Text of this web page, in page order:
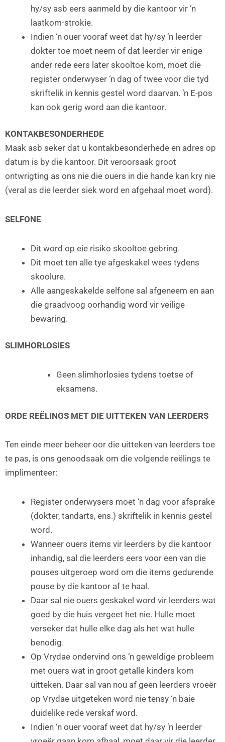
hy/sy asb eers aanmeld by die kantoor vir ‘n
laatkom-strokie.
Indien ‘n ouer vooraf weet dat hy/sy ‘n leerder
dokter toe moet neem of dat leerder vir enige
ander rede eers later skooltoe kom, moet die
register onderwyser ‘n dag of twee voor die tyd
skriftelik in kennis gestel word daarvan. ‘n E-pos
kan ook gerig word aan die kantoor.
KONTAKBESONDERHEDE
Maak asb seker dat u kontakbesonderhede en adres op
datum is by die kantoor. Dit veroorsaak groot
ontwrigting as ons nie die ouers in die hande kan kry nie
(veral as die leerder siek word en afgehaal moet word).
SELFONE
Dit word op eie risiko skooltoe gebring.
Dit moet ten alle tye afgeskakel wees tydens
skoolure.
Alle aangeskakelde selfone sal afgeneem en aan
die graadvoog oorhandig word vir veilige
bewaring.
SLIMHORLOSIES
Geen slimhorlosies tydens toetse of
eksamens.
ORDE REËLINGS MET DIE UITTEKEN VAN LEERDERS
Ten einde meer beheer oor die uitteken van leerders toe
te pas, is ons genoodsaak om die volgende reëlings te
implimenteer:
Register onderwysers moet ‘n dag voor afsprake
(dokter, tandarts, ens.) skriftelik in kennis gestel
word.
Wanneer ouers items vir leerders by die kantoor
inhandig, sal die leerders eers voor een van die
pouses uitgeroep word om die items gedurende
pouse by die kantoor af te haal.
Daar sal nie ouers geskakel word vir leerders wat
goed by die huis vergeet het nie. Hulle moet
verseker dat hulle elke dag als het wat hulle
benodig.
Op Vrydae ondervind ons ‘n geweldige probleem
met ouers wat in groot getalle kinders kom
uitteken. Daar sal van nou af geen leerders vroeër
op Vrydae uitgeteken word nie tensy ‘n baie
duidelike rede verskaf word.
Indien ‘n ouer vooraf weet dat hy/sy ‘n leerder